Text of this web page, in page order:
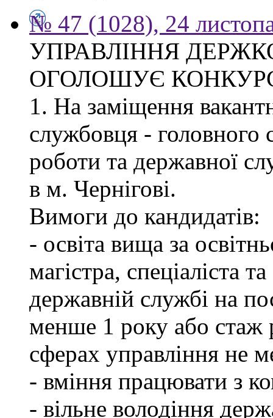
№ 47 (1028), 24
УПРАВЛІННЯ
ОГОЛОШУЄ
1. На заміщення
службовця - головного
роботи та державної
в м. Чернігові.
Вимоги до кандидатів:
- освіта вища за
магістра, спеціаліста
державній службі на
менше 1 року або стаж
сферах управління не
- вміння працювати з
- вільне володіння